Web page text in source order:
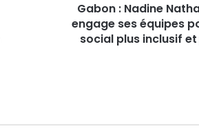
Gabon : Nadine
engage ses équipes
social plus inclusif